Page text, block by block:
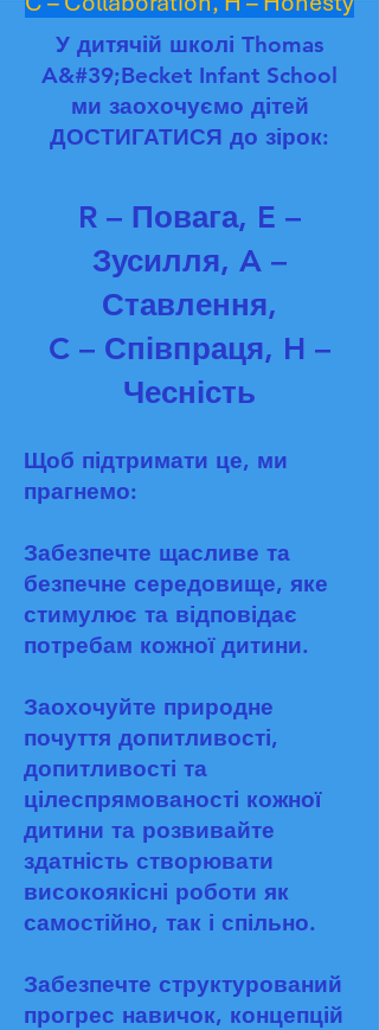
У дитячій школі Thomas
A&#39;Becket Infant School
ми заохочуємо дітей
ДОСТИГАТИСЯ до зірок:
R – Повага, E –
Зусилля, A –
Ставлення,
C – Співпраця, H –
Чесність
Щоб підтримати це, ми
прагнемо:
Забезпечте щасливе та
безпечне середовище, яке
стимулює та відповідає
потребам кожної дитини.
Заохочуйте природне
почуття допитливості,
допитливості та
цілеспрямованості кожної
дитини та розвивайте
здатність створювати
високоякісні роботи як
самостійно, так і спільно.
Забезпечте структурований
прогрес навичок, концепцій